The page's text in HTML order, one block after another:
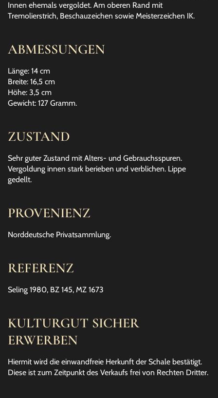
Innen ehemals vergoldet. Am oberen Rand mit
Tremolierstrich, Beschauzeichen sowie Meisterzeichen IK.
ABMESSUNGEN
Länge: 14 cm
Breite: 16,5 cm
Höhe: 3,5 cm
Gewicht: 127 Gramm.
ZUSTAND
Sehr guter Zustand mit Alters- und Gebrauchsspuren.
Vergoldung innen stark berieben und verblichen. Lippe
gedellt.
PROVENIENZ
Norddeutsche Privatsammlung.
REFERENZ
Seling 1980, BZ 145, MZ 1673
KULTURGUT SICHER
ERWERBEN
Hiermit wird die einwandfreie Herkunft der Schale bestätigt.
Diese ist zum Zeitpunkt des Verkaufs frei von Rechten Dritter.